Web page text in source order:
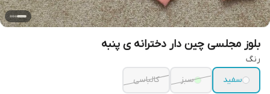
بلوز مجلسی چین دار دخترانه ی پنبه
رنگ
سفید
سبز
کالباسی